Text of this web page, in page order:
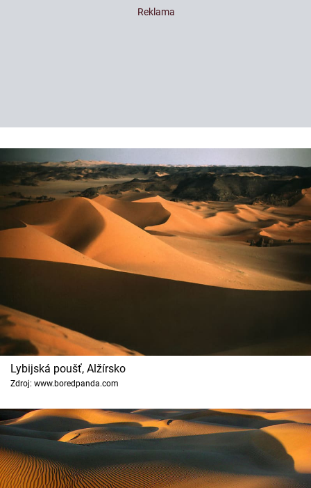
Lybijská poušť, Alžírsko
Zdroj: www.boredpanda.com